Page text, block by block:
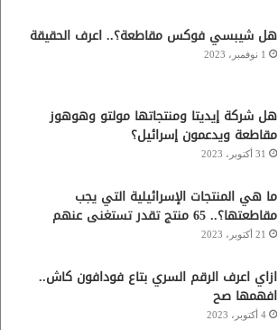
هل شيبسي فوكس مقاطعة؟.. اعرف الحقيقة
1 نوفمبر، 2023
هل شركة إيديتا ومنتجاتها مولتو وهوهوز
مقاطعة ويدعمون إسرائيل؟
31 أكتوبر، 2023
ما هي المنتجات الإسرائيلية التي يجب
مقاطعتها؟.. 65 منتج تقدر تستغنى عنهم
21 أكتوبر، 2023
ازاي اعرف الرقم السري بتاع فودافون كاش..
افهمها صح
4 أكتوبر، 2023